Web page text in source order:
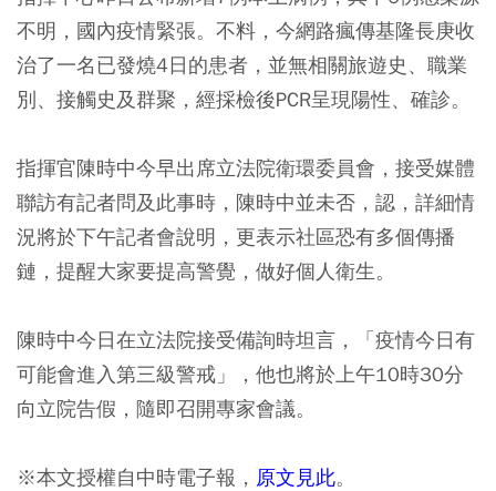
不明，國內疫情緊張。不料，今網路瘋傳基隆長庚收
治了一名已發燒4日的患者，並無相關旅遊史、職業
別、接觸史及群聚，經採檢後PCR呈現陽性、確診。
指揮官陳時中今早出席立法院衛環委員會，接受媒體
聯訪有記者問及此事時，陳時中並未否，認，詳細情
況將於下午記者會說明，更表示社區恐有多個傳播
鏈，提醒大家要提高警覺，做好個人衛生。
陳時中今日在立法院接受備詢時坦言，「疫情今日有
可能會進入第三級警戒」，他也將於上午10時30分
向立院告假，隨即召開專家會議。
※本文授權自中時電子報， 原文見此。